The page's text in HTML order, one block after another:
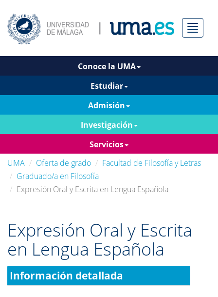
Menú
Conoce la UMA
Estudiar
Admisión
Investigación
Servicios
UMA
Oferta de grado
Facultad de Filosofía y Letras
Graduado/a en Filosofía
Expresión Oral y Escrita en Lengua Española
Expresión Oral y Escrita
en Lengua Española
Información detallada